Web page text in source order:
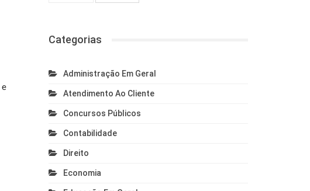
e
Categorias
Administração Em Geral
Atendimento Ao Cliente
Concursos Públicos
Contabilidade
Direito
Economia